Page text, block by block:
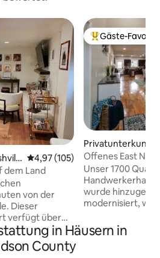
Durchschnittliche Bewertung:
4,97 (105)
dem Land
von der
Dieser
verfügt über
einen
einen
Pool, einem
Beliebter Gäste-
Gäste-Favorit
Privatunterkunft
Offenes East
Kinderfreundlich!
Unser 1700
Handwerkerhaus
wurde
modernisiert,
Herzen des
es bequem zu
in Häusern in
County